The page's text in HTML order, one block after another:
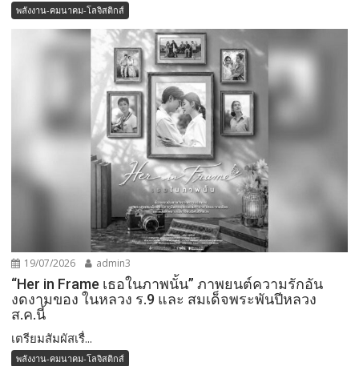
พลังงาน-คมนาคม-โลจิสติกส์
19/07/2026 admin3
“Her in Frame เธอในภาพนั้น” ภาพยนต์ความรักอัน
งดงามของ ในหลวง ร.9 และ สมเด็จพระพันปีหลวง
ส.ค.นี้
เตรียมสัมผัสเรื่...
พลังงาน-คมนาคม-โลจิสติกส์